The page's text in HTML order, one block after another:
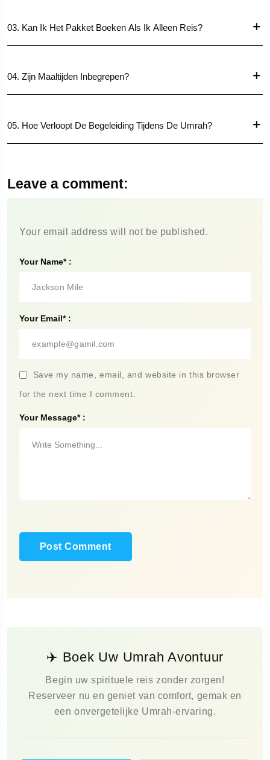
03. Kan Ik Het Pakket Boeken Als Ik Alleen Reis?
04. Zijn Maaltijden Inbegrepen?
05. Hoe Verloopt De Begeleiding Tijdens De Umrah?
Leave a comment:
Your email address will not be published.
Your Name* :
Your Email* :
Save my name, email, and website in this browser
for the next time I comment.
Your Message* :
✈️ Boek Uw Umrah Avontuur
Begin uw spirituele reis zonder zorgen!
Reserveer nu en geniet van comfort, gemak en
een onvergetelijke Umrah-ervaring.